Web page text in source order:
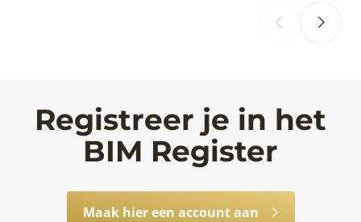
‹ ›
Registreer je in het
BIM Register
Maak hier een account aan